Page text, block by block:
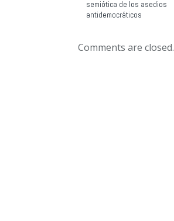
semiótica de los asedios
antidemocráticos
Comments are closed.